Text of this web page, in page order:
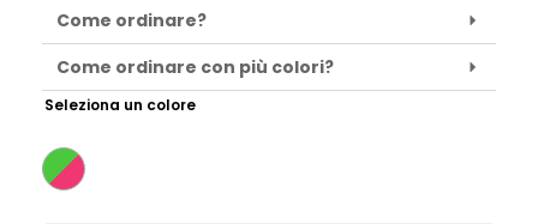
Come ordinare?
Come ordinare con più colori?
Seleziona un colore